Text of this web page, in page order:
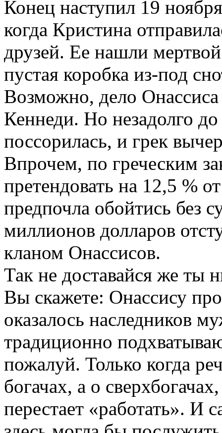
Конец наступил 19
когда Кристина
друзей. Ее нашли
пустая коробка из-под
Возможно, дело
Кеннеди. Но незадолго
поссорилась, и грек
Впрочем, по греческим
претендовать на 12,5 %
предпочла обойтись без
миллионов долларов
кланом Онассисов.
Так не доставайся же ты
Вы скажете: Онассису
оказалось наследников
традиционно
пожалуй. Только когда
богачах, а о
перестает «работать». И